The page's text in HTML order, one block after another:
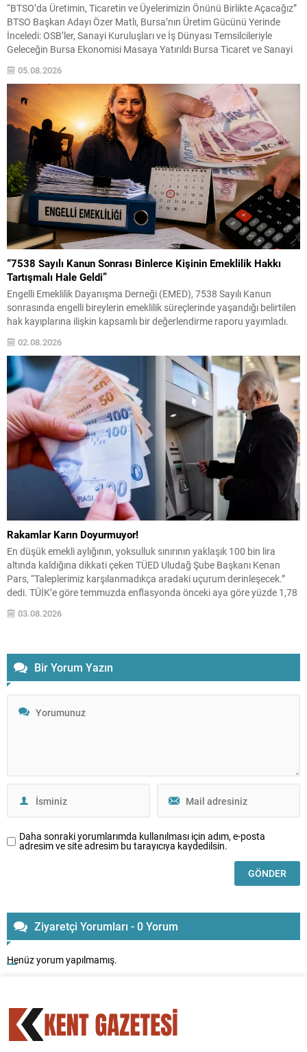
“BTSO’da Üretimin, Ticaretin ve Üyelerimizin Önünü Birlikte Açacağız”
BTSO Başkan Adayı Özer Matlı, Bursa’nın Üretim Gücünü Yerinde
İnceledi: OSB’ler, Sanayi Kuruluşları ve İş Dünyası Temsilcileriyle
Geleceğin Bursa Ekonomisi Masaya Yatırıldı Bursa Ticaret ve Sanayi
damarlarını oluşturan önemli sanayi bölgeleri ve iş...
05.08.2026
“7538 Sayılı Kanun Sonrası Binlerce Kişinin Emeklilik Hakkı
Tartışmalı Hale Geldi”
Engelli Emeklilik Dayanışma Derneği (EMED), 7538 Sayılı Kanun
sonrasında engelli bireylerin emeklilik süreçlerinde yaşandığı belirtilen
hak kayıplarına ilişkin kapsamlı bir değerlendirme raporu yayımladı.
Ortaya Çıkan Hak Kayıplarına İlişkin İstatistiksel Değerlendirme ve
Katılımcı Beyanları Raporu” başlıklı çalışmada, yasa değişikliğinin
uygulamadaki etkileri anket...
02.08.2026
Rakamlar Karın Doyurmuyor!
En düşük emekli aylığının, yoksulluk sınırının yaklaşık 100 bin lira
altında kaldığına dikkati çeken TÜED Uludağ Şube Başkanı Kenan
Pars, “Taleplerimiz karşılanmadıkça aradaki uçurum derinleşecek.”
dedi. TÜİK’e göre temmuzda enflasyonda önceki aya göre yüzde 1,78
artış, önceki yılın aynı ayına göre yüzde 31,75 artış ve 12 aylık
ortalamalara göre yüzde...
03.08.2026
Bir Yorum Yazın
Daha sonraki yorumlarımda kullanılması için adım, e-posta
adresim ve site adresim bu tarayıcıya kaydedilsin.
Ziyaretçi Yorumları - 0 Yorum
Henüz yorum yapılmamış.